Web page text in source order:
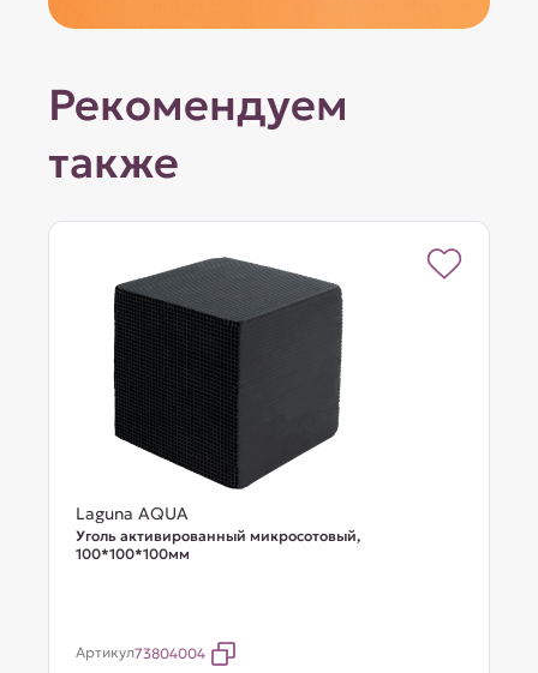
Рекомендуем
также
Laguna AQUA
Уголь активированный микросотовый,
100*100*100мм
Артикул73804004